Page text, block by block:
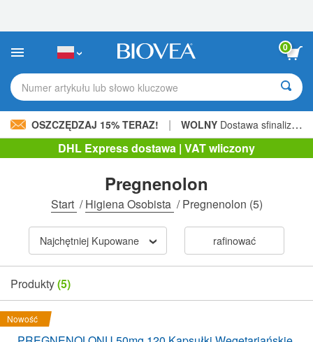
strona
internetowa
zawiera
ułatwień
dostępu.
0
Numer artykułu lub słowo kluczowe
OSZCZĘDZAJ 15% TERAZ! | WOLNY Dostawa sfinalizowana 206,00 zł »
DHL Express dostawa | VAT wliczony
Pregnenolon
Start /Higiena Osobista /Pregnenolon (5)
Najchętniej Kupowane rafinować
Produkty(5)
Nowość